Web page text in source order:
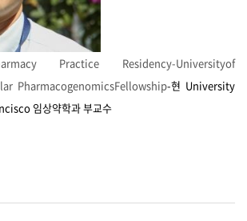
Practice Residency-Universityof
PharmacogenomicsFellowship-현 University
임상약학과 부교수